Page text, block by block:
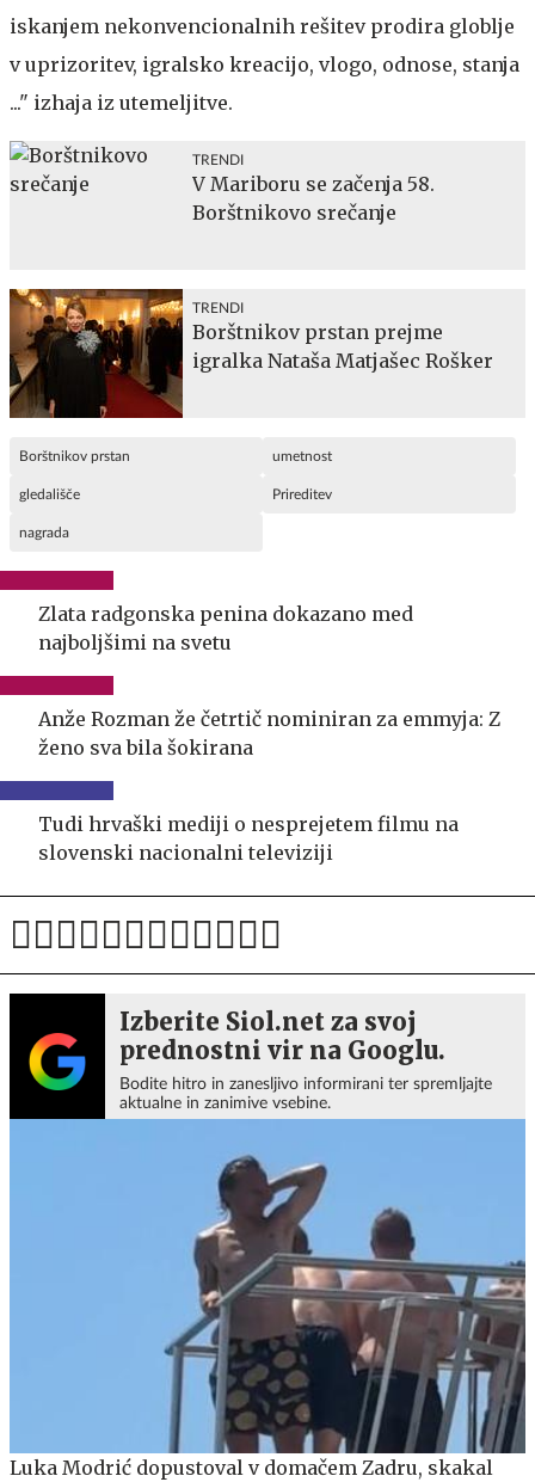
iskanjem nekonvencionalnih rešitev prodira globlje
v uprizoritev, igralsko kreacijo, vlogo, odnose, stanja
..." izhaja iz utemeljitve.
TRENDI
V Mariboru se začenja 58.
Borštnikovo srečanje
TRENDI
Borštnikov prstan prejme
igralka Nataša Matjašec Rošker
Borštnikov prstan umetnost
gledališče Prireditev
nagrada
Zlata radgonska penina dokazano med
najboljšimi na svetu
Anže Rozman že četrtič nominiran za emmyja: Z
ženo sva bila šokirana
Tudi hrvaški mediji o nesprejetem filmu na
slovenski nacionalni televiziji
Izberite Siol.net za svoj
prednostni vir na Googlu.
Bodite hitro in zanesljivo informirani ter spremljajte
aktualne in zanimive vsebine.
Luka Modrić dopustoval v domačem Zadru, skakal